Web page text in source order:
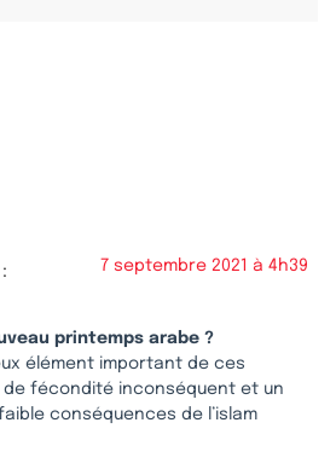
7 septembre 2021 à 4h39
printemps arabe ?
élément important de ces
de fécondité inconséquent et un
conséquences de l’islam